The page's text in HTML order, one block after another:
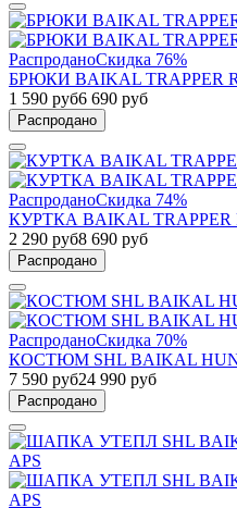
РаспроданоСкидка 76%
БРЮКИ BAIKAL TRAPPER
1 590 руб6 690 руб
Распродано
РаспроданоСкидка 74%
КУРТКА BAIKAL TRAPPER
2 290 руб8 690 руб
Распродано
РаспроданоСкидка 70%
КОСТЮМ SHL BAIKAL
7 590 руб24 990 руб
Распродано